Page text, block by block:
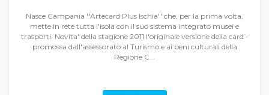
Nasce Campania ''Artecard Plus Ischia'' che, per la prima volta,
mette in rete tutta l'isola con il suo sistema integrato musei e
trasporti. Novita' della stagione 2011 l'originale versione della card -
promossa dall'assessorato al Turismo e ai beni culturali della
Regione C...